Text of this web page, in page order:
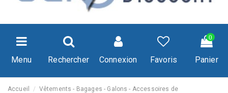
Menu Rechercher Connexion Favoris
0
Panier
Accueil
Vêtements - Bagages - Galons - Accessoires de